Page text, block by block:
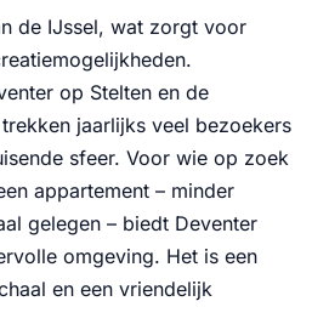
de IJssel, wat zorgt voor
op Stelten en de
jaarlijks veel bezoekers
sfeer. Voor wie op zoek
appartement – minder
gelegen – biedt Deventer
omgeving. Het is een
en een vriendelijk